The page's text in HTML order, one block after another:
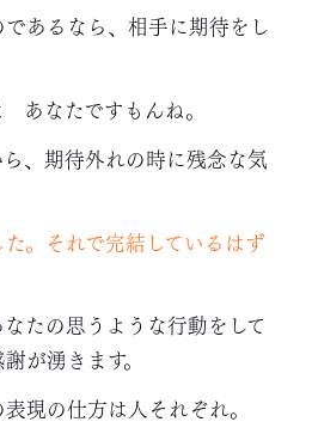
あるなら、相手に期待をし
あなたですもんね。
、期待外れの時に残念な気
。それで完結しているはず
たの思うような行動をして
が湧きます。
現の仕方は人それぞれ。